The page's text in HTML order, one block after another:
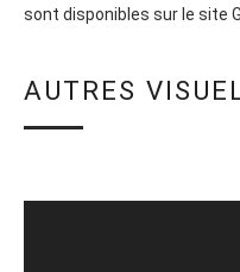
sont disponibles sur le site
AUTRES